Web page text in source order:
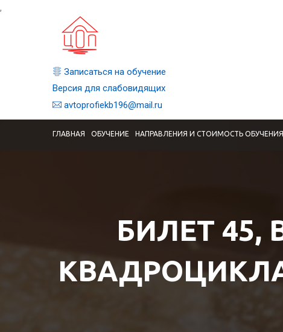
,
Записаться на обучение
Версия для слабовидящих
avtoprofiekb196@mail.ru
ГЛАВНАЯ ОБУЧЕНИЕ НАПРАВЛЕНИЯ И СТОИМОСТЬ ОБУЧЕНИЯ
БИЛЕТ 45,